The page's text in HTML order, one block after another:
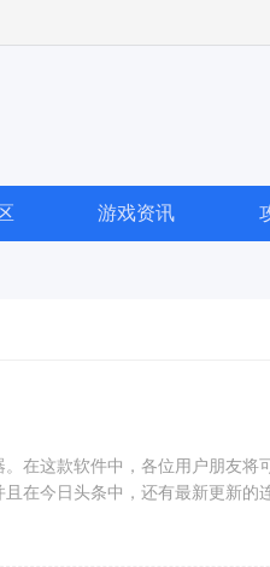
游戏资讯
在这款软件中，各位用户朋友将
在今日头条中，还有最新更新的